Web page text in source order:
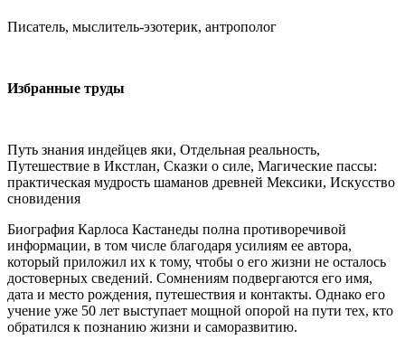
Писатель, мыслитель-эзотерик, антрополог
Избранные труды
Путь знания индейцев яки, Отдельная реальность,
Путешествие в Икстлан, Сказки о силе, Магические пассы:
практическая мудрость шаманов древней Мексики, Искусство
сновидения
Биография Карлоса Кастанеды полна противоречивой
информации, в том числе благодаря усилиям ее автора,
который приложил их к тому, чтобы о его жизни не осталось
достоверных сведений. Сомнениям подвергаются его имя,
дата и место рождения, путешествия и контакты. Однако его
учение уже 50 лет выступает мощной опорой на пути тех, кто
обратился к познанию жизни и саморазвитию.